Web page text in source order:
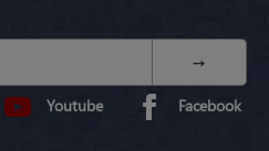
Youtube Facebook